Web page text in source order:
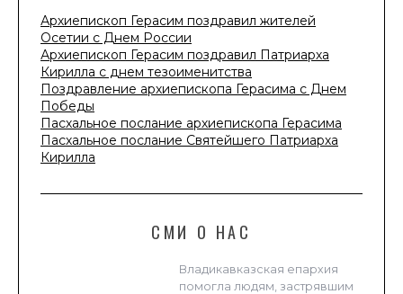
Архиепископ Герасим поздравил жителей
Осетии с Днем России
Архиепископ Герасим поздравил Патриарха
Кирилла с днем тезоименитства
Поздравление архиепископа Герасима с Днем
Победы
Пасхальное послание архиепископа Герасима
Пасхальное послание Святейшего Патриарха
Кирилла
СМИ О НАС
Владикавказская епархия
помогла людям, застрявшим